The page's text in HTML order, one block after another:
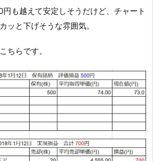
円も越えて安定しそうだけど、チャート
ッと下げそうな雰囲気。
ちらです。